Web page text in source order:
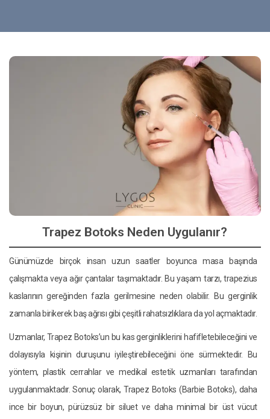
Trapez Botoks Neden Uygulanır?
Günümüzde birçok insan uzun saatler boyunca masa başında
çalışmakta veya ağır çantalar taşımaktadır. Bu yaşam tarzı, trapezius
kaslarının gereğinden fazla gerilmesine neden olabilir. Bu gerginlik
zamanla birikerek baş ağrısı gibi çeşitli rahatsızlıklara da yol açmaktadır.
Uzmanlar, Trapez Botoks’un bu kas gerginliklerini hafifletebileceğini ve
dolayısıyla kişinin duruşunu iyileştirebileceğini öne sürmektedir. Bu
yöntem, plastik cerrahlar ve medikal estetik uzmanları tarafından
uygulanmaktadır. Sonuç olarak, Trapez Botoks (Barbie Botoks), daha
ince bir boyun, pürüzsüz bir siluet ve daha minimal bir üst vücut